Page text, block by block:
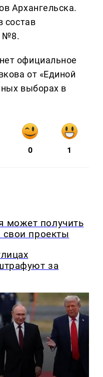
Архангельска.
состав
№8.
официальное
от «Единой
выборах в
0 1
может получить
проекты
за